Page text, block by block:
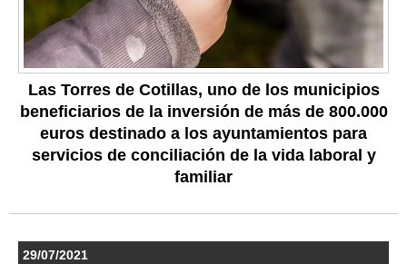
Las Torres de Cotillas, uno de los municipios
beneficiarios de la inversión de más de 800.000
euros destinado a los ayuntamientos para
servicios de conciliación de la vida laboral y
familiar
29/07/2021